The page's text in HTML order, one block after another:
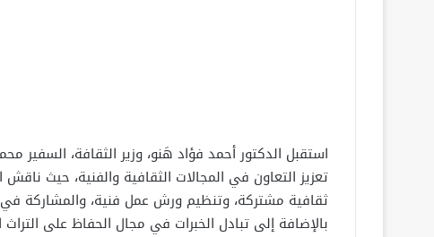
استقبل الدكتور أحمد فؤاد هَنو، وزير الثقافة، السفير
تعزيز التعاون في المجالات الثقافية والفنية، حيث
ثقافية مشتركة، وتنظيم ورش عمل فنية، والمشاركة في
بالإضافة إلى تبادل الخبرات في مجال الحفاظ على التراث